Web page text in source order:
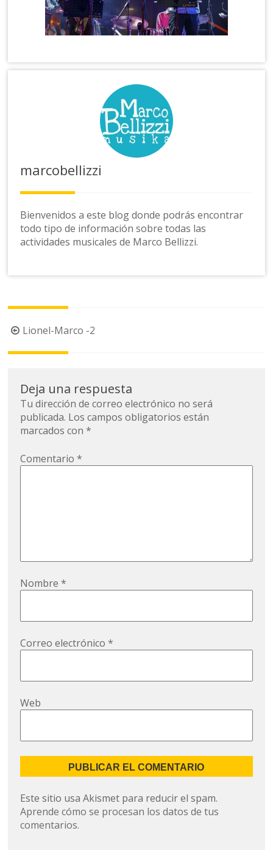
marcobellizzi
Bienvenidos a este blog donde podrás encontrar
todo tipo de información sobre todas las
actividades musicales de Marco Bellizzi.
Navegación
de
Lionel-Marco -2
Deja una respuesta
Tu dirección de correo electrónico no será
publicada. Los campos obligatorios están
marcados con*
Comentario*
Nombre*
Correo electrónico*
Web
Este sitio usa Akismet para reducir el spam.
Aprende cómo se procesan los datos de tus
comentarios.